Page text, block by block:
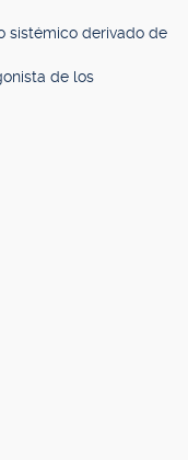
sistémico derivado de
de los